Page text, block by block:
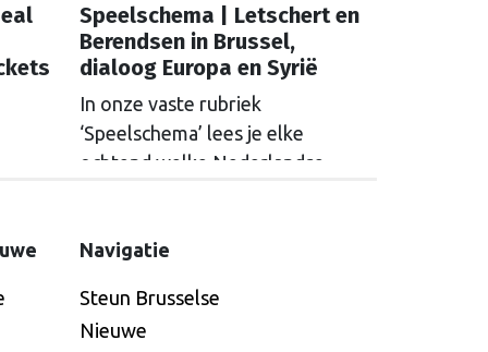
er in
Speelschema | Letschert en
Berendsen in Brussel,
dialoog Europa en Syrië
In onze vaste rubriek
‘Speelschema’ lees je elke
ochtend welke Nederlandse
of Straatsburg, en wat staat er in
Navigatie
Steun Brusselse
Nieuwe